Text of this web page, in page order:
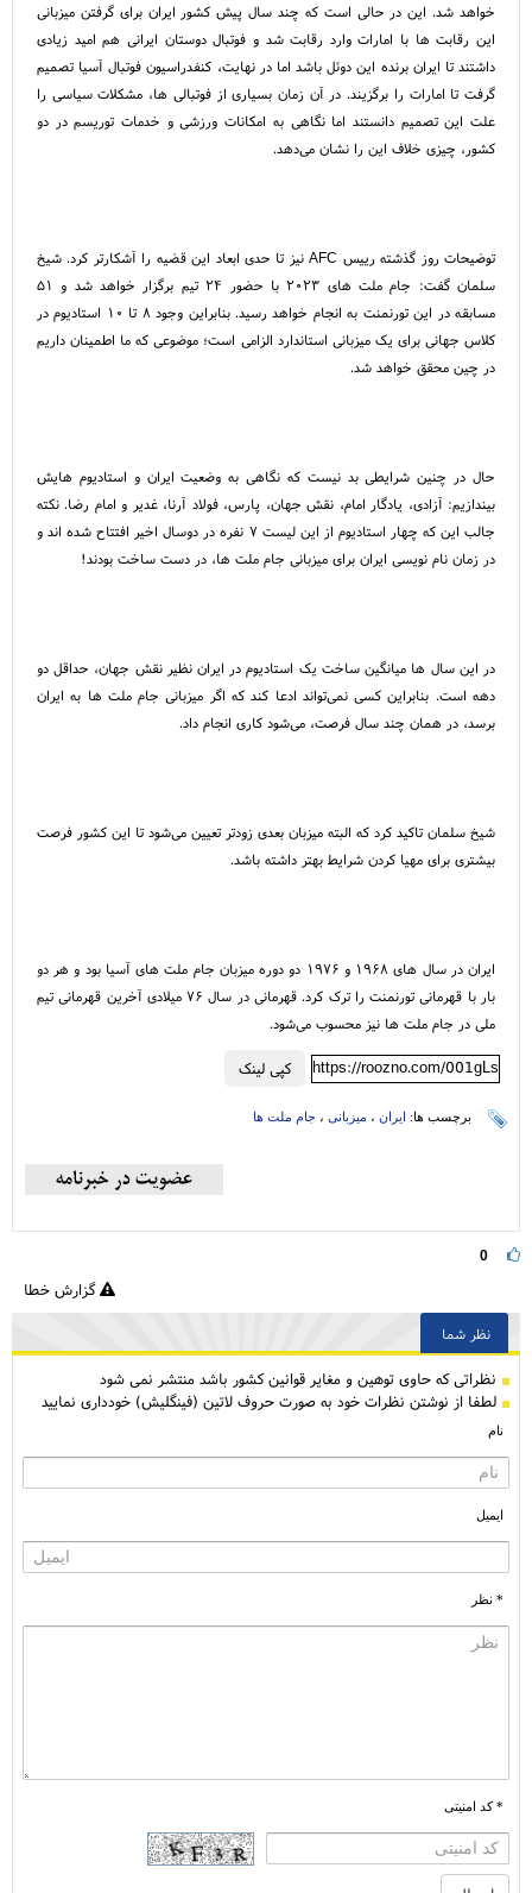
خواهد شد. این در حالی است که چند سال پیش کشور ایران برای گرفتن میزبانی
این رقابت ها با امارات وارد رقابت شد و فوتبال دوستان ایرانی هم امید زیادی
داشتند تا ایران برنده این دوئل باشد اما در نهایت، کنفدراسیون فوتبال آسیا تصمیم
گرفت تا امارات را برگزیند. در آن زمان بسیاری از فوتبالی ها، مشکلات سیاسی را
علت این تصمیم دانستند اما نگاهی به امکانات ورزشی و خدمات توریسم در دو
کشور، چیزی خلاف این را نشان می‌دهد.
توضیحات روز گذشته رییس AFC نیز تا حدی ابعاد این قضیه را آشکارتر کرد. شیخ
سلمان گفت: جام ملت های ۲۰۲۳ با حضور ۲۴ تیم برگزار خواهد شد و ۵۱
مسابقه در این تورنمنت به انجام خواهد رسید. بنابراین وجود ۸ تا ۱۰ استادیوم در
کلاس جهانی برای یک میزبانی استاندارد الزامی است؛ موضوعی که ما اطمینان داریم
در چین محقق خواهد شد.
حال در چنین شرایطی بد نیست که نگاهی به وضعیت ایران و استادیوم هایش
بیندازیم: آزادی، یادگار امام، نقش جهان، پارس، فولاد آرنا، غدیر و امام رضا. نکته
جالب این که چهار استادیوم از این لیست ۷ نفره در دوسال اخیر افتتاح شده اند و
در زمان نام نویسی ایران برای میزبانی جام ملت ها، در دست ساخت بودند!
در این سال ها میانگین ساخت یک استادیوم در ایران نظیر نقش جهان، حداقل دو
دهه است. بنابراین کسی نمی‌تواند ادعا کند که اگر میزبانی جام ملت ها به ایران
برسد، در همان چند سال فرصت، می‌شود کاری انجام داد.
شیخ سلمان تاکید کرد که البته میزبان بعدی زودتر تعیین می‌شود تا این کشور فرصت
بیشتری برای مهیا کردن شرایط بهتر داشته باشد.
ایران در سال های ۱۹۶۸ و ۱۹۷۶ دو دوره میزبان جام ملت های آسیا بود و هر دو
بار با قهرمانی تورنمنت را ترک کرد. قهرمانی در سال ۷۶ میلادی آخرین قهرمانی تیم
ملی در جام ملت ها نیز محسوب می‌شود.
کپی لینک https://roozno.com/001gLs
برچسب ها: ایران ، میزبانی ، جام ملت ها
0
گزارش خطا
نظر شما
نظراتی كه حاوی توهین و مغایر قوانین کشور باشد منتشر نمی شود
لطفا از نوشتن نظرات خود به صورت حروف لاتین (فینگلیش) خودداری نمایید
نام
ایمیل
* نظر
* کد امنیتی